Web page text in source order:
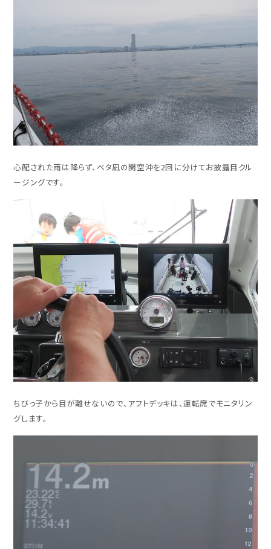
心配された雨は降らず、ベタ凪の関空沖を2回に分けてお披露目クル
ージングです。
ちびっ子から目が離せないので、アフトデッキは、運転席でモニタリン
グします。